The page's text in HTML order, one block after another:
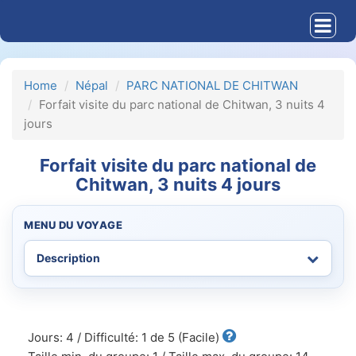
Home Népal
PARC NATIONAL DE CHITWAN
Forfait visite du parc national de Chitwan, 3 nuits 4
jours
Forfait visite du parc national de
Chitwan, 3 nuits 4 jours
MENU DU VOYAGE
Jours: 4 / Difficulté: 1 de 5 (Facile)